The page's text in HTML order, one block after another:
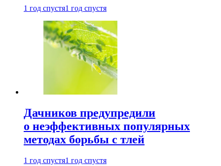
1 год спустя1 год спустя
Дачников предупредили
о неэффективных популярных
методах борьбы с тлей
1 год спустя1 год спустя